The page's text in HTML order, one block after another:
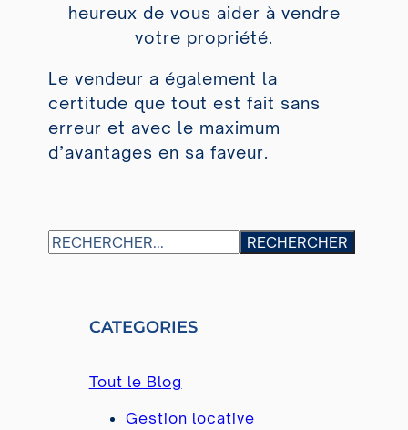
heureux de vous aider à vendre
votre propriété.
Le vendeur a également la
certitude que tout est fait sans
erreur et avec le maximum
d’avantages en sa faveur.
S
RECHERCHER
CATEGORIES
Tout le Blog
Gestion locative